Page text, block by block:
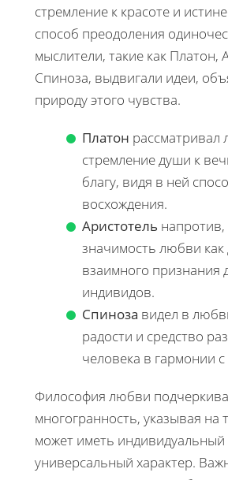
стремление к красоте и
способ преодоления
мыслители, такие как Платон,
Спиноза, выдвигали идеи,
природу этого чувства.
Платон рассматривал
стремление души к
благу, видя в ней
восхождения.
Аристотель
значимость любви
взаимного признания
индивидов.
Спиноза видел в
радости и средство
человека в гармонии
Философия любви
многогранность, указывая на
может иметь индивидуальный
универсальный характер.